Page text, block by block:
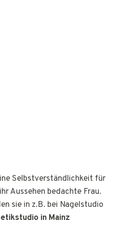
Selbstverständlichkeit für
Aussehen bedachte Frau.
sie in z.B. bei Nagelstudio
in Mainz